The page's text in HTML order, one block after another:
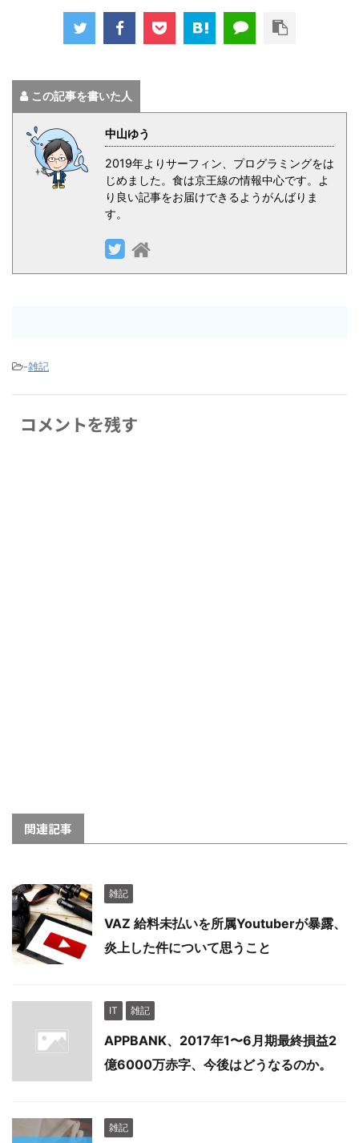
この記事を書いた人
中山ゆう
2019年よりサーフィン、プログラミングをは
じめました。食は京王線の情報中心です。よ
り良い記事をお届けできるようがんばりま
す。
-雑記
コメントを残す
関連記事
雑記
VAZ 給料未払いを所属Youtuberが暴露、
炎上した件について思うこと
IT 雑記
APPBANK、2017年1〜6月期最終損益2
億6000万赤字、今後はどうなるのか。
雑記